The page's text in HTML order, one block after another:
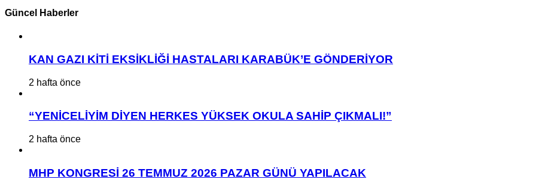
Güncel Haberler
KAN GAZI KİTİ EKSİKLİĞİ HASTALARI KARABÜK’E GÖNDERİYOR
2 hafta önce
“YENİCELİYİM DİYEN HERKES YÜKSEK OKULA SAHİP ÇIKMALI!”
2 hafta önce
MHP KONGRESİ 26 TEMMUZ 2026 PAZAR GÜNÜ YAPILACAK